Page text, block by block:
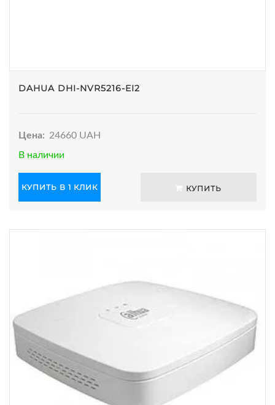
DAHUA DHI-NVR5216-EI2
Цена: 24660 UAH
В наличии
КУПИТЬ В 1 КЛИК КУПИТЬ